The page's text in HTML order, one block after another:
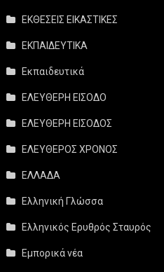
ΕΚΘΕΣΕΙΣ ΕΙΚΑΣΤΙΚΕΣ
ΕΚΠΑΙΔΕΥΤΙΚΑ
Εκπαιδευτικά
ΕΛΕΥΘΕΡΗ ΕΙΣΟΔΟ
ΕΛΕΥΘΕΡΗ ΕΙΣΟΔΟΣ
ΕΛΕΥΘΕΡΟΣ ΧΡΟΝΟΣ
ΕΛΛΑΔΑ
Ελληνική Γλώσσα
Ελληνικός Ερυθρός Σταυρός
Εμπορικά νέα